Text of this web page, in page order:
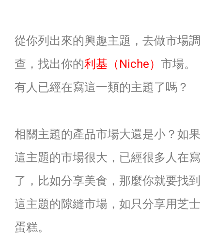
從你列出來的興趣主題，去做市場調
查，找出你的利基（Niche） 市場。
有人已經在寫這一類的主題了嗎？
相關主題的產品市場大還是小？如果
這主題的市場很大，已經很多人在寫
了，比如分享美食，那麼你就要找到
這主題的隙縫市場，如只分享用芝士
蛋糕。